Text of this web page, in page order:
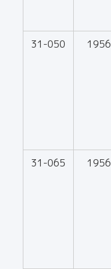
31-050 1956
31-065 1956